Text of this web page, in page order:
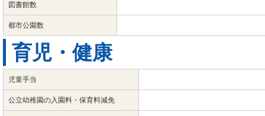
図書館数
都市公園数
育児・健康
児童手当
公立幼稚園の入園料・保育料減免